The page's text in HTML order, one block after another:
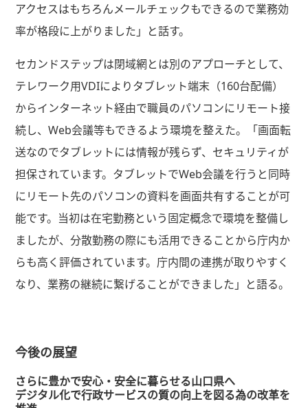
アクセスはもちろんメールチェックもできるので業務効
率が格段に上がりました」と話す。
セカンドステップは閉域網とは別のアプローチとして、
テレワーク用VDIによりタブレット端末（160台配備）
からインターネット経由で職員のパソコンにリモート接
続し、Web会議等もできるよう環境を整えた。「画面転
送なのでタブレットには情報が残らず、セキュリティが
担保されています。タブレットでWeb会議を行うと同時
にリモート先のパソコンの資料を画面共有することが可
能です。当初は在宅勤務という固定概念で環境を整備し
ましたが、分散勤務の際にも活用できることから庁内か
らも高く評価されています。庁内間の連携が取りやすく
なり、業務の継続に繋げることができました」と語る。
今後の展望
さらに豊かで安心・安全に暮らせる山口県へ
デジタル化で行政サービスの質の向上を図る為の改革を